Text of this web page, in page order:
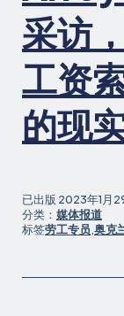
采访
工资
的现
已出版 2023年1月
分类： 媒体报道
标签劳工专员,奥克